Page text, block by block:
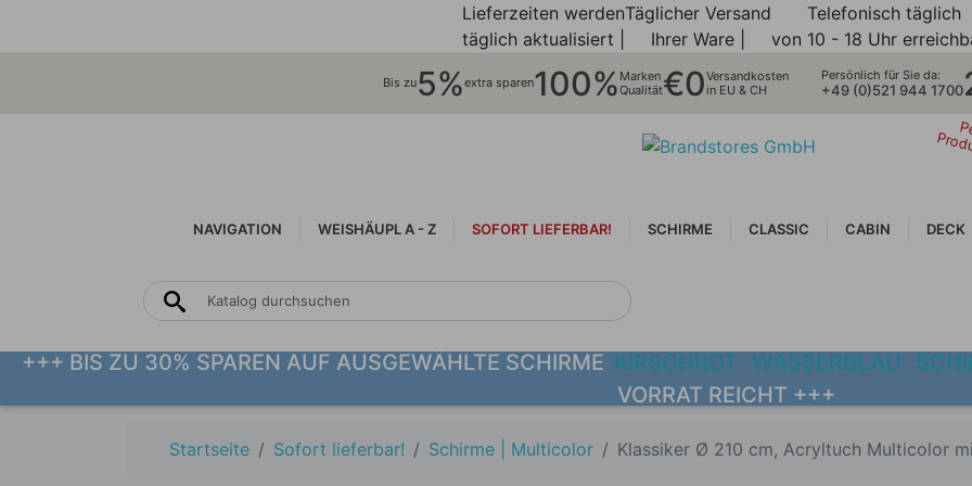
Lieferzeiten werden
täglich aktualisiert |
Täglicher Versand
Ihrer Ware |
Telefonisch täglich
von 10 - 18 Uhr
Bis zu5%extra sparen100% Marken
Qualität€0Versandkosten
in EU & CH
Persönlich für Sie da:
+49 (0)521 944 1700
NAVIGATION WEISHÄUPL A - Z SOFORT LIEFERBAR! SCHIRME CLASSIC CABIN DECK
+++ BIS ZU 30% SPAREN AUF AUSGEWÄHLTE SCHIRME KIRSCHROT WASSERBLAU
VORRAT REICHT +++
Startseite Sofort lieferbar! Schirme | Multicolor Klassiker Ø 210 cm, Acryltuch Multicolor